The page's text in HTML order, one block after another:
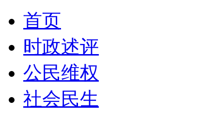
首页
时政述评
公民维权
社会民生